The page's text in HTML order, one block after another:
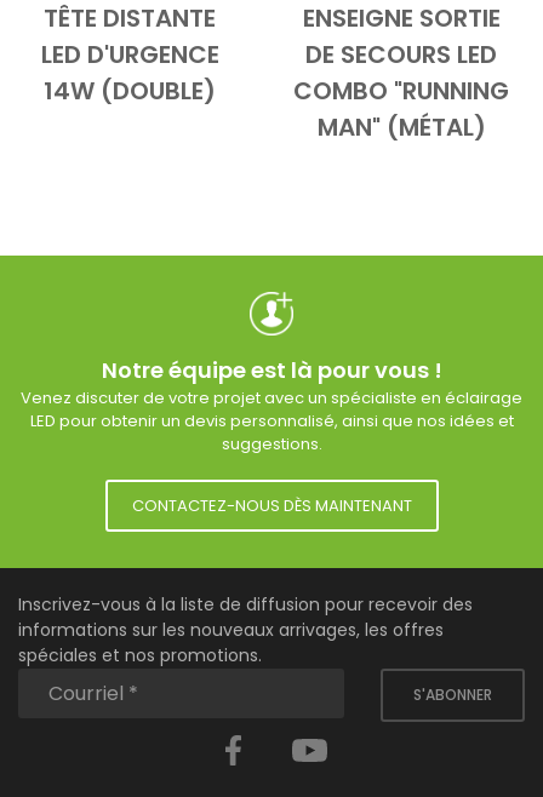
Add to Cart
Vue d'ensemble
TÊTE DISTANTE
LED D'URGENCE
14W (DOUBLE)
Add to Cart
Vue
ENSEIGNE SORTIE
DE SECOURS LED
COMBO "RUNNING
MAN" (MÉTAL)
Notre équipe est là pour vous !
Venez discuter de votre projet avec un spécialiste en éclairage
LED pour obtenir un devis personnalisé, ainsi que nos idées et
suggestions.
CONTACTEZ-NOUS DÈS MAINTENANT
Inscrivez-vous à la liste de diffusion pour recevoir des
informations sur les nouveaux arrivages, les offres
spéciales et nos promotions.
S'ABONNER
Facebook